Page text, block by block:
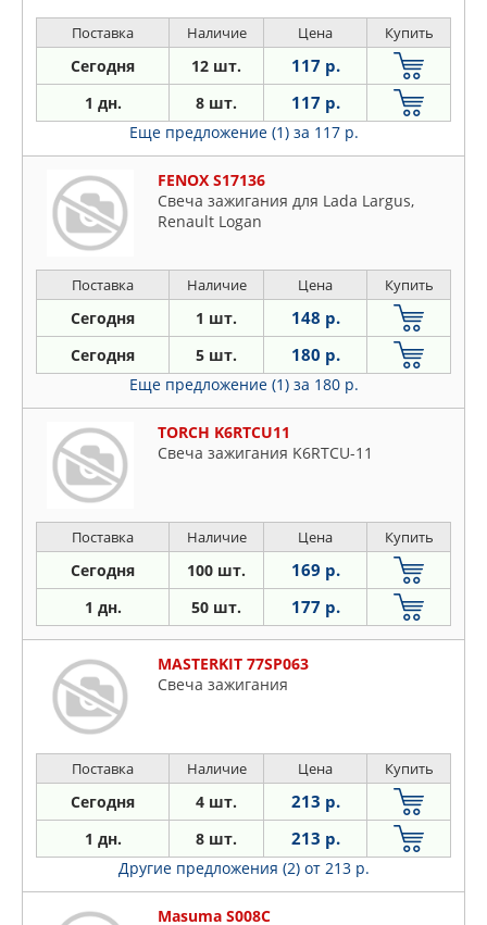
Поставка Наличие Цена Купить
Сегодня 12 шт. 117 р.
1 дн. 8 шт. 117 р.
Еще предложение (1) за 117 р.
FENOX S17136
Свеча зажигания для Lada Largus,
Renault Logan
Поставка Наличие Цена Купить
Сегодня 1 шт. 148 р.
Сегодня 5 шт. 180 р.
Еще предложение (1) за 180 р.
TORCH K6RTCU11
Свеча зажигания K6RTCU-11
Поставка Наличие Цена Купить
Сегодня 100 шт. 169 р.
1 дн. 50 шт. 177 р.
MASTERKIT 77SP063
Свеча зажигания
Поставка Наличие Цена Купить
Сегодня 4 шт. 213 р.
1 дн. 8 шт. 213 р.
Другие предложения (2) от 213 р.
Masuma S008C